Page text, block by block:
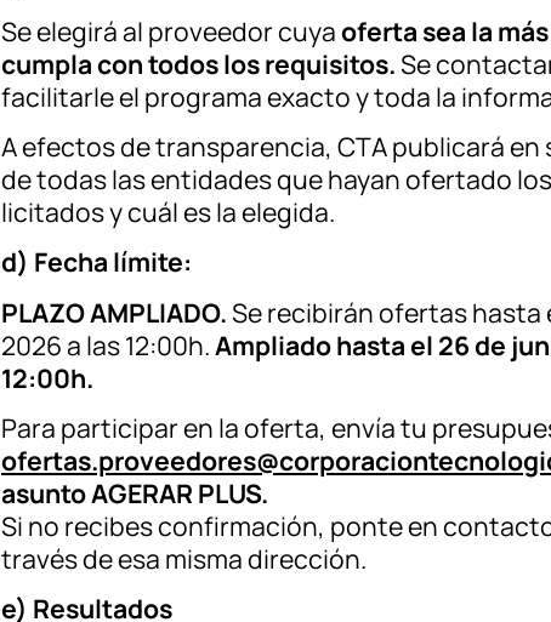
Se elegirá al proveedor cuyaoferta sea la
cumpla con todos los requisitos.Se
facilitarle el programa exacto y toda la
A efectos de transparencia, CTA publicará en
de todas las entidades que hayan ofertado
licitados y cuál es la elegida.
d) Fecha límite:
PLAZO AMPLIADO.Se recibirán ofertas hasta
2026 a las 12:00h.Ampliado hasta el 26 de
12:00h.
Para participar en la oferta, envía tu
asunto AGERAR PLUS.
Si no recibes confirmación, ponte en
través de esa misma dirección.
e) Resultados